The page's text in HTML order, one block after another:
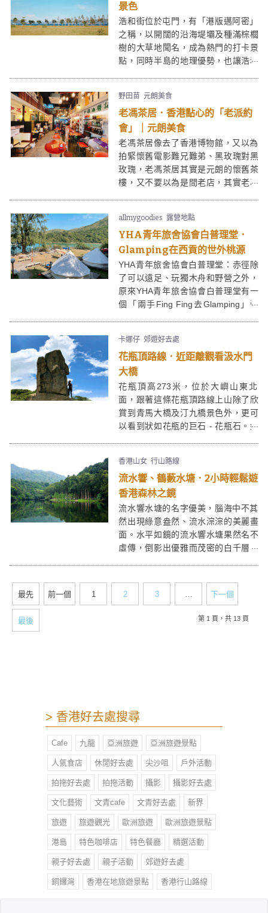
景色
浩和街位於屯門，有「港版邁阿密」
之稱，以開闊的沿海堤壩及種滿棕櫚
樹的大草地聞名，成為熱門的打卡景
點，同時半島的地理優勢，也讓浩和
野田苗 元朗美食
老馮茶居．香港點心的「老派約
會」｜元朗美食
老馮茶居像去了香港博物館，又以為
拍緊懷舊電影難兄難弟、黑玫瑰對黑
玫瑰，老馮茶居其實是元朗的懷舊茶
樓，又不要以為是間老店，其實老馮
點心老師傅。
allmygoodies 露營地點
YHA青年旅舍協會白普理堂．
Glamping在西貢的世外桃源
YHA青年旅舍協會白普理堂：赤徑除
了可以遠足、玩獨木舟和野營之外，
原來YHA青年旅舍協會白普理堂有一
個「兩手Fing Fing去Glamping」營
舍協會白普理堂這裹只有兩個大的圓
型Glamping營，如果可以找多兩個朋
友一起來，就像包場一樣，感覺像去
了私人小島渡假呢。
卡娜仔 郊遊好去處
花瓶頂路線．近距離觀看汲水門
大橋
花瓶頂高273米，位於大嶼山東北
面，跟著這條花瓶頂路線上山除了欣
賞到青馬大橋及汀九橋景色外，更可
以看到狀如花瓶的巨石 - 花瓶石。如
收費站起步，沿大轉前往花瓶石及花
瓶頂，最後下山回青馬大橋收費站。
其實在花瓶頂上也有另一條路線可以
往欣澳，但難度較高。
香港山女 行山路線
流水響、鶴藪水塘．2小時輕鬆遊
香港森林之鏡
流水響水塘的名字優美，腦海中不其
然出現綠意盎然、流水淙淙的美麗畫
面。水平如鏡的流水響水塘果然名不
虛傳，倒影出優雅而茂密的白千層，
坳山山頂，俯瞰上水、粉嶺一帶，人
在高處豁然舒暢。旅程最後以鶴藪水
最先 前一個 1 2 3 … 下一個
最後 第 1 頁，共 13 頁
> 香港好去處搜尋
Cafe 九龍 亞洲旅遊 亞洲旅遊景點
人氣食店 休閒好去處 尖沙咀 戶外活動
拍拖好去處 拍拖活動 攝影 攝影好去處
文化藝術 文青cafe 文青好去處 新界
旅遊 旅遊觀光 歐洲旅遊 歐洲旅遊景點
港島 特色咖啡店 特色餐廳 精選活動
親子好去處 親子活動 郊遊好去處
銅鑼灣 香港在地旅遊景點 香港行山路線